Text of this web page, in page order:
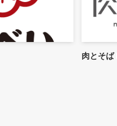
肉とそば